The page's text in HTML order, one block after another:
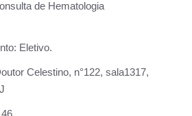
de Hematologia
Eletivo.
Celestino, n°122, sala1317,